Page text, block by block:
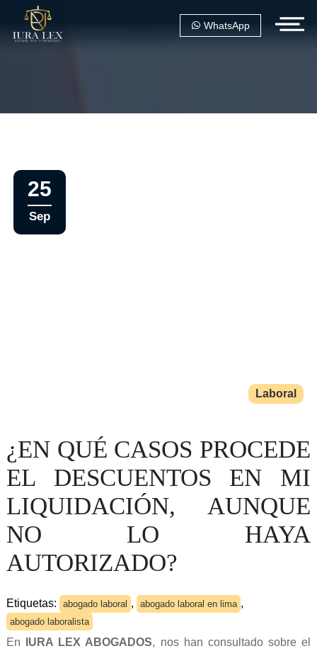
WhatsApp
Laboral
25
Sep
¿EN QUÉ CASOS PROCEDE
EL DESCUENTOS EN MI
LIQUIDACIÓN, AUNQUE
NO LO HAYA
AUTORIZADO?
Etiquetas: abogado laboral , abogado laboral en lima ,
abogado laboralista
En IURA LEX ABOGADOS, nos han consultado sobre el